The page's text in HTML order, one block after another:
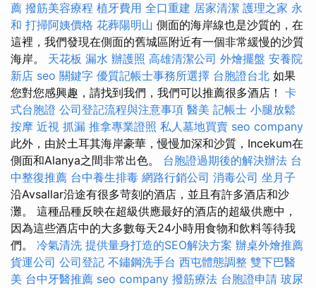
薦 撥筋美容療程 植牙費用 全口重建 居家清潔 護理之家 永
和 打掃阿姨價格 花葬陽明山 側面的海岸線也是沙質的，在
這裡，我們發現在側面的舊城區附近有一個非常緩慢的沙質
海岸。 天花板 漏水 辦護照 高雄清潔公司 外燴擺盤 安養院
新店 seo 關鍵字 優質記帳士事務所選擇 台胞證台北 如果
您對您感興趣，請找到我們，我們可以推薦很多酒店！ 卡
式台胞證 公司登記流程與注意事項 醫美 記帳士 小腿放鬆
按摩 近視 抓漏 推拿專業證照 私人墓地買賣 seo company
此外，由於土耳其海岸豪華，慢慢加深和沙質，Incekum在
側面和Alanya之間非常出色。 台胞證過期後的解決辦法 台
中整復推薦 台中養生排毒 網路行銷公司 消毒公司 坐月子
沿Avsallar沿途有很多苛刻的酒店，並且有許多酒店和沙
灘。 這種品種反映在超級供應最好的酒店的超級供應中，
因為這些酒店中的大多數每天24小時用食物和飲料等待我
們。 冷氣清洗 提供量身打造的SEO解決方案 辦桌外燴推薦
貨運公司 公司登記 不鏽鋼洗手台 西屯體態調整 雙下巴醫
美 台中牙醫推薦 seo company 撥筋療法 台胞證申請 玻尿